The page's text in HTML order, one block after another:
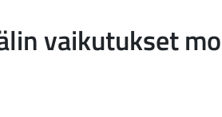
vaikutukset